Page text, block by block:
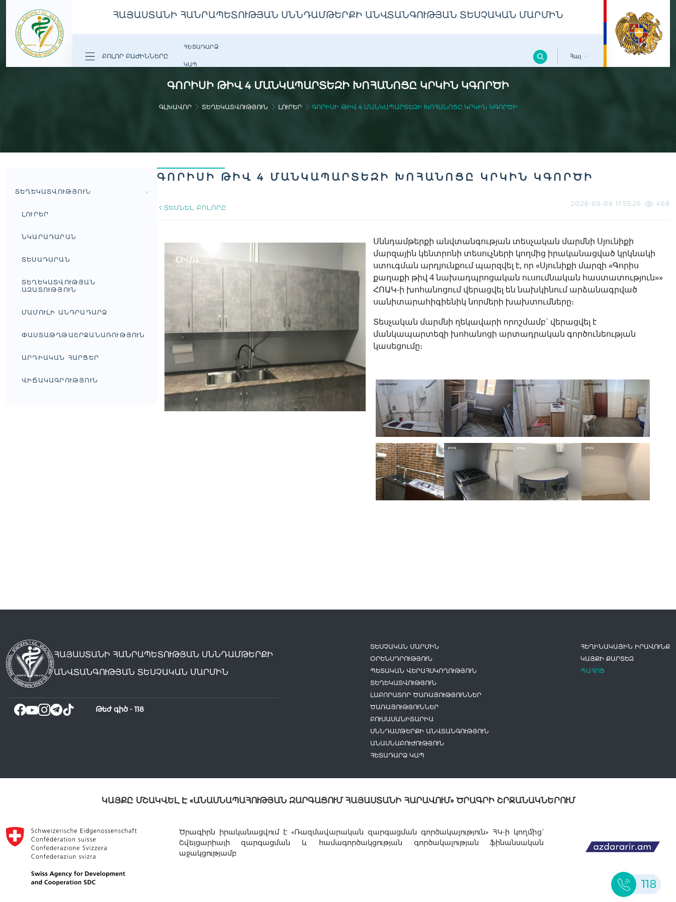
ՀԱՅԱՍՏԱՆԻ ՀԱՆՐԱՊԵՏՈՒԹՅԱՆ ՍՆՆԴԱՄԹԵՐՔԻ ԱՆՎՏԱՆԳՈՒԹՅԱՆ ՏԵՍՉԱԿԱՆ ՄԱՐՄԻՆ
ԲՈԼՈՐ ԲԱԺԻՆՆԵՐԸ
ՀԵՏԱԴԱՐՁ
ԿԱՊ
Հայ
ԳՈՐԻՍԻ ԹԻՎ 4 ՄԱՆԿԱՊԱՐՏԵԶԻ ԽՈՀԱՆՈՑԸ ԿՐԿԻՆ ԿԳՈՐԾԻ
ԳԼԽԱՎՈՐ ՏԵՂԵԿԱՏՎՈՒԹՅՈՒՆ ԼՈՒՐԵՐ ԳՈՐԻՍԻ ԹԻՎ 4 ՄԱՆԿԱՊԱՐՏԵԶԻ ԽՈՀԱՆՈՑԸ ԿՐԿԻՆ ԿԳՈՐԾԻ
ՏԵՂԵԿԱՏՎՈՒԹՅՈՒՆ
ԼՈՒՐԵՐ
ՆԿԱՐԱԴԱՐԱՆ
ՏԵՍԱԴԱՐԱՆ
ՏԵՂԵԿԱՏՎՈՒԹՅԱՆ
ԱԶԱՏՈՒԹՅՈՒՆ
ՄԱՄՈՒԼԻ ԱՆԴՐԱԴԱՐՁ
ՓԱՍՏԱԹՂԹԱՇՐՋԱՆԱՌՈՒԹՅՈՒՆ
ԱՐԴԻԱԿԱՆ ՀԱՐՑԵՐ
ՎԻՃԱԿԱԳՐՈՒԹՅՈՒՆ
ԳՈՐԻՍԻ ԹԻՎ 4 ՄԱՆԿԱՊԱՐՏԵԶԻ ԽՈՀԱՆՈՑԸ ԿՐԿԻՆ ԿԳՈՐԾԻ
ՏԵՍՆԵԼ ԲՈԼՈՐԸ
2026-05-08 11:55:26 468
Սննդամթերքի անվտանգության տեսչական մարմնի Սյունիքի
մարզային կենտրոնի տեսուչների կողմից իրականացված կրկնակի
ստուգման արդյունքում պարզվել է, որ «Սյունիքի մարզի «Գորիս
քաղաքի թիվ 4 նախադպրոցական ուսումնական հաստատություն»»
ՀՈԱԿ-ի խոհանոցում վերացվել են նախկինում արձանագրված
սանիտարահիգիենիկ նորմերի խախտումները։
Տեսչական մարմնի ղեկավարի որոշմամբ` վերացվել է
մանկապարտեզի խոհանոցի արտադրական գործունեության
կասեցումը։
ՀԱՅԱՍՏԱՆԻ ՀԱՆՐԱՊԵՏՈՒԹՅԱՆ ՍՆՆԴԱՄԹԵՐՔԻ
ԱՆՎՏԱՆԳՈՒԹՅԱՆ ՏԵՍՉԱԿԱՆ ՄԱՐՄԻՆ
Թեժ գիծ - 118
ՏԵՍՉԱԿԱՆ ՄԱՐՄԻՆ
ՕՐԵՆՍԴՐՈՒԹՅՈՒՆ
ՊԵՏԱԿԱՆ ՎԵՐԱՀՍԿՈՂՈՒԹՅՈՒՆ
ՏԵՂԵԿԱՏՎՈՒԹՅՈՒՆ
ԼԱԲՈՐԱՏՈՐ ԾԱՌԱՅՈՒԹՅՈՒՆՆԵՐ
ԾԱՌԱՅՈՒԹՅՈՒՆՆԵՐ
ԲՈՒՍԱՍԱՆԻՏԱՐԻԱ
ՍՆՆԴԱՄԹԵՐՔԻ ԱՆՎՏԱՆԳՈՒԹՅՈՒՆ
ԱՆԱՍՆԱԲՈՒԺՈՒԹՅՈՒՆ
ՀԵՏԱԴԱՐՁ ԿԱՊ
ՀԵՂԻՆԱԿԱՅԻՆ ԻՐԱՎՈՒՆՔ
ԿԱՅՔԻ ՔԱՐՏԵԶ
ՊԱՀՈՑ
ԿԱՅՔԸ ՄՇԱԿՎԵԼ Է «ԱՆԱՍՆԱՊԱՀՈՒԹՅԱՆ ԶԱՐԳԱՑՈՒՄ ՀԱՅԱՍՏԱՆԻ ՀԱՐԱՎՈՒՄ» ԾՐԱԳՐԻ ՇՐՋԱՆԱԿՆԵՐՈՒՄ
Ծրագիրն իրականացվում է «Ռազմավարական զարգացման գործակալություն» ՀԿ-ի կողմից`
Շվեյցարիայի զարգացման և համագործակցության գործակալության ֆինանսական
աջակցությամբ
118